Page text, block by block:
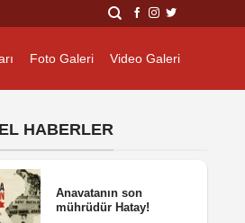
Foto Galeri Video Galeri
HABERLER
Anavatanın son
mührüdür Hatay!